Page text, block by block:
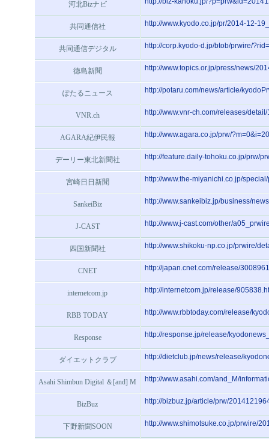
河北Bizナビ
共同通信社 http://www.kyodo.co.jp/pr/2014-12-
共同通信デジタル http://corp.kyodo-d.jp/btob/prwire/
徳島新聞 http://www.topics.or.jp/press/news/
ぽたるニュース http://potaru.com/news/article/
VNR.ch http://www.vnr-ch.com/releases/
AGARA紀伊民報 http://www.agara.co.jp/prw/
デーリー東北新聞社 http://feature.daily-tohoku.co.jp/prw/
宮崎日日新聞 http://www.the-miyanichi.co.jp/
SankeiBiz http://www.sankeibiz.jp/business/
J-CAST http://www.j-cast.com/other/
四国新聞社 http://www.shikoku-np.co.jp/prwire/
CNET http://japan.cnet.com/release/
internetcom.jp http://internetcom.jp/release/
RBB TODAY http://www.rbbtoday.com/release/
Response http://response.jp/release/
ダイエットクラブ http://dietclub.jp/news/release/
Asahi Shimbun Digital ＆[and] M http://www.asahi.com/and_M/
BizBuz http://bizbuz.jp/article/prw/
下野新聞SOON http://www.shimotsuke.co.jp/prwire/